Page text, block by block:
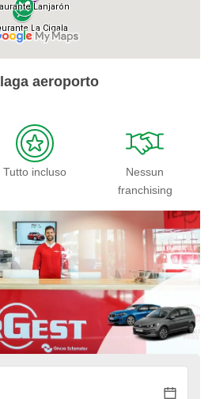
aeroporto
Tutto incluso
Nessun
franchising